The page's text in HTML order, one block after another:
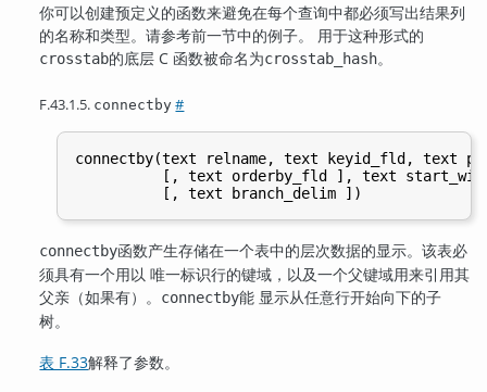
你可以创建预定义的函数来避免在每个查询中都必须写出结果列
的名称和类型。请参考前一节中的例子。 用于这种形式的
crosstab的底层 C 函数被命名为crosstab_hash。
F.43.1.5. connectby #
connectby(text relname, text keyid_fld, text
[, text orderby_fld ], text
connectby函数产生存储在一个表中的层次数据的显示。该表必
须具有一个用以 唯一标识行的键域，以及一个父键域用来引用其
父亲（如果有）。
connectby能 显示从任意行开始向下的子
树。
表 F.33解释了参数。